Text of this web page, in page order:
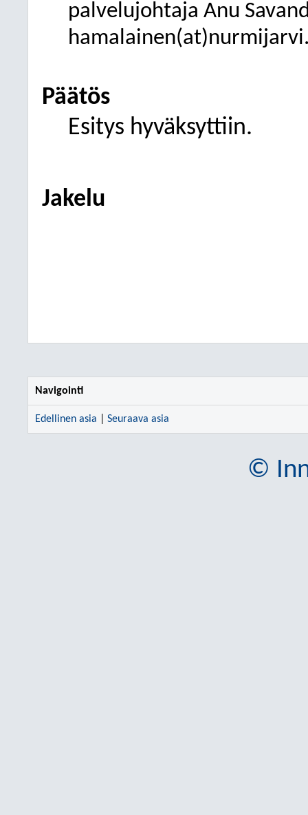
palvelujohtaja Anu
Päätös
Esitys hyväksyttiin.
Jakelu
Navigointi
Edellinen asia Seuraava asia
©